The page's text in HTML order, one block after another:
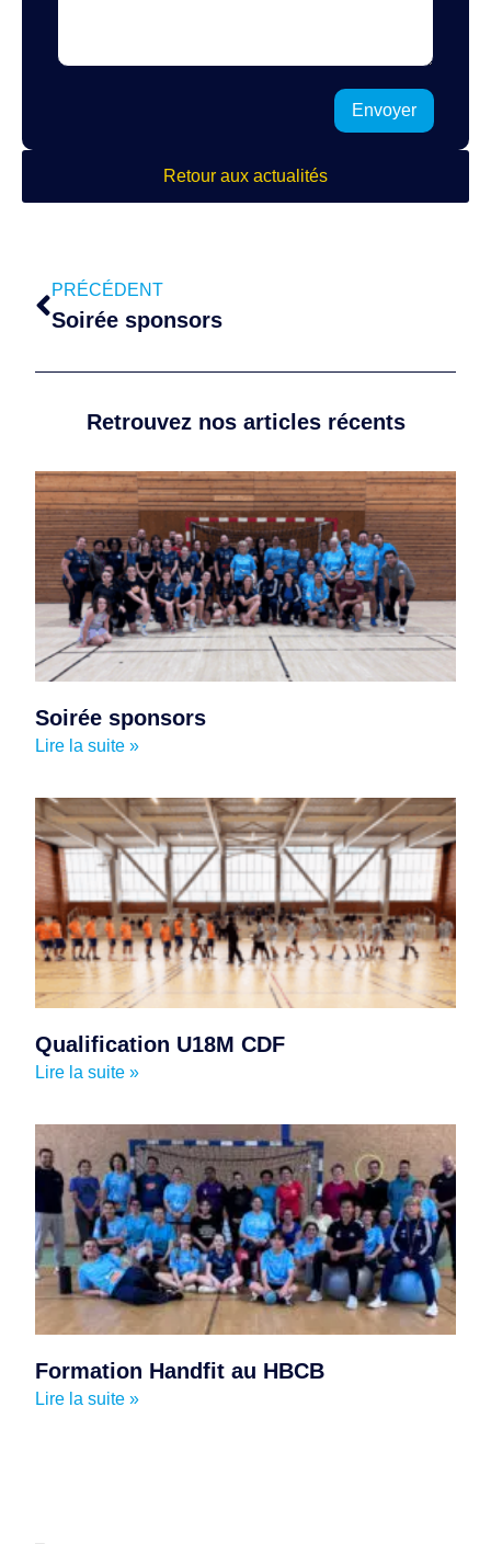
Envoyer
Retour aux actualités
PRÉCÉDENT
Soirée sponsors
Retrouvez nos articles récents
Soirée sponsors
Lire la suite »
Qualification U18M CDF
Lire la suite »
Formation Handfit au HBCB
Lire la suite »